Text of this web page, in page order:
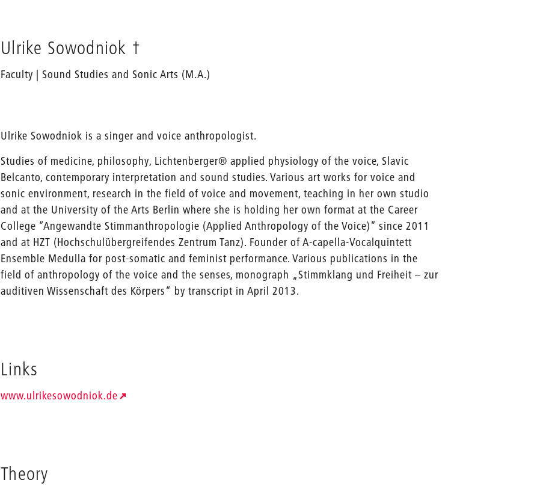
Ulrike Sowodniok †
Faculty | Sound Studies and Sonic Arts (M.A.)
Ulrike Sowodniok is a singer and voice anthropologist.
Studies of medicine, philosophy, Lichtenberger® applied physiology of the voice, Slavic
Belcanto, contemporary interpretation and sound studies. Various art works for voice and
sonic environment, research in the field of voice and movement, teaching in her own studio
and at the University of the Arts Berlin where she is holding her own format at the Career
College “Angewandte Stimmanthropologie (Applied Anthropology of the Voice)” since 2011
and at HZT (Hochschulübergreifendes Zentrum Tanz). Founder of A-capella-Vocalquintett
Ensemble Medulla for post-somatic and feminist performance. Various publications in the
field of anthropology of the voice and the senses, monograph „Stimmklang und Freiheit – zur
auditiven Wissenschaft des Körpers“ by transcript in April 2013.
Links
www.ulrikesowodniok.de
Theory